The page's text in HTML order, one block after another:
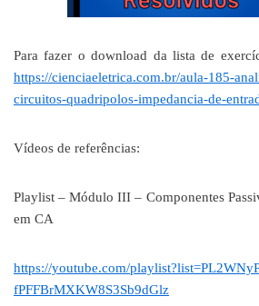
Para fazer o download da lista de
https://cienciaeletrica.com.br/aula-185-
circuitos-quadripolos-impedancia-de-
Vídeos de referências:
Playlist – Módulo III – Componentes
em CA
https://youtube.com/
fPFFBrMXKW8S3Sb9dGlz